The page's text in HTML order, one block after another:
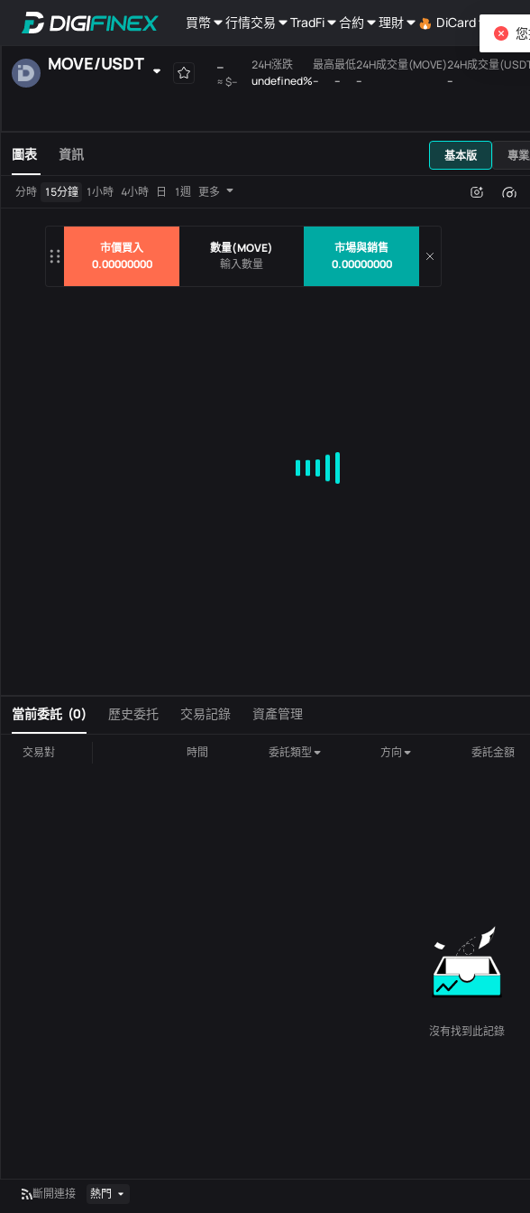
買幣 行情交易 TradFi 合約 理財 DiCard 探索
市價買入
0.00000000
數量(MOVE)
市場與銷售
0.00000000
MOVE/USDT --
≈$--
24H涨跌
undefined%
最高
--
最低
--
24H成交量(MOVE)
--
24H成交量
--
全部 Mainboard USDT
交易對 成交量
圖表 資訊 基本版 專
分時 15分鐘 1小時 4小時 日 1週 更多
當前委託 (0) 歷史委托 交易記錄 資產管理
交易對 時間 委託類型 方向 委託金額
沒有找到此記錄
斷開連接 熱門